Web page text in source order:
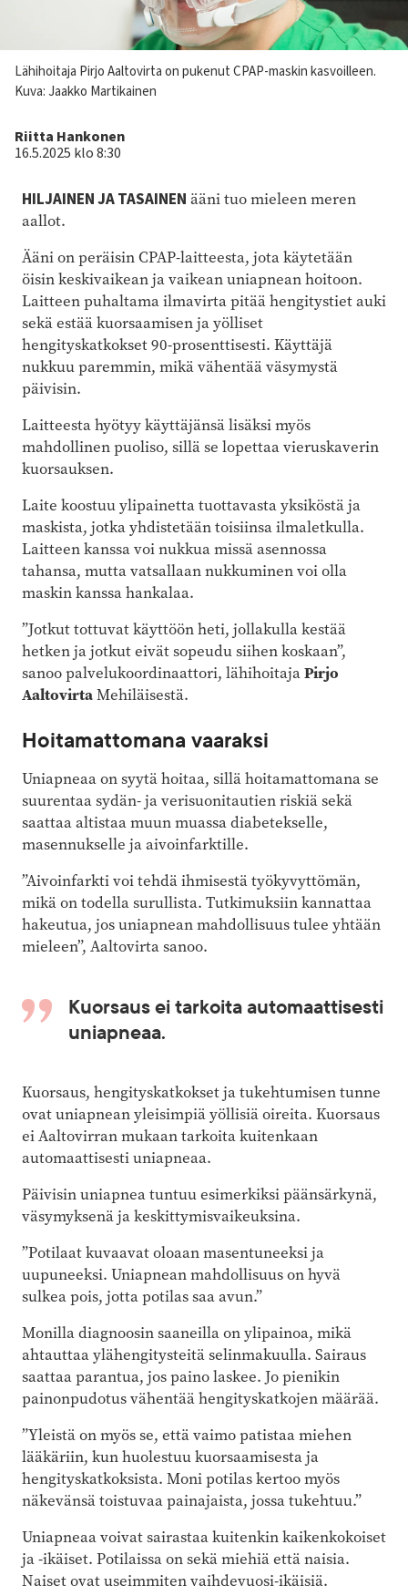
Kuvateksti
Lähihoitaja Pirjo Aaltovirta on pukenut CPAP-maskin kasvoilleen.
Kuva: Jaakko Martikainen
Kirjoittaja
Riitta Hankonen
16.5.2025 klo 8:30
HILJAINEN JA TASAINEN ääni tuo mieleen meren
aallot.
Ääni on peräisin CPAP-laitteesta, jota käytetään
öisin keskivaikean ja vaikean uniapnean hoitoon.
Laitteen puhaltama ilmavirta pitää hengitystiet auki
sekä estää kuorsaamisen ja yölliset
hengityskatkokset 90-prosenttisesti. Käyttäjä
nukkuu paremmin, mikä vähentää väsymystä
päivisin.
Laitteesta hyötyy käyttäjänsä lisäksi myös
mahdollinen puoliso, sillä se lopettaa vieruskaverin
kuorsauksen.
Laite koostuu ylipainetta tuottavasta yksiköstä ja
maskista, jotka yhdistetään toisiinsa ilmaletkulla.
Laitteen kanssa voi nukkua missä asennossa
tahansa, mutta vatsallaan nukkuminen voi olla
maskin kanssa hankalaa.
”Jotkut tottuvat käyttöön heti, jollakulla kestää
hetken ja jotkut eivät sopeudu siihen koskaan”,
sanoo palvelukoordinaattori, lähihoitajaPirjo
AaltovirtaMehiläisestä.
Hoitamattomana vaaraksi
Uniapneaa on syytä hoitaa, sillä hoitamattomana se
suurentaa sydän- ja verisuonitautien riskiä sekä
saattaa altistaa muun muassa diabetekselle,
masennukselle ja aivoinfarktille.
”Aivoinfarkti voi tehdä ihmisestä työkyvyttömän,
mikä on todella surullista. Tutkimuksiin kannattaa
hakeutua, jos uniapnean mahdollisuus tulee yhtään
mieleen”, Aaltovirta sanoo.
Kuorsaus ei tarkoita automaattisesti
uniapneaa.
Kuorsaus, hengityskatkokset ja tukehtumisen tunne
ovat uniapnean yleisimpiä yöllisiä oireita. Kuorsaus
ei Aaltovirran mukaan tarkoita kuitenkaan
automaattisesti uniapneaa.
Päivisin uniapnea tuntuu esimerkiksi päänsärkynä,
väsymyksenä ja keskittymisvaikeuksina.
”Potilaat kuvaavat oloaan masentuneeksi ja
uupuneeksi. Uniapnean mahdollisuus on hyvä
sulkea pois, jotta potilas saa avun.”
Monilla diagnoosin saaneilla on ylipainoa, mikä
ahtauttaa ylähengitysteitä selinmakuulla. Sairaus
saattaa parantua, jos paino laskee. Jo pienikin
painonpudotus vähentää hengityskatkojen määrää.
”Yleistä on myös se, että vaimo patistaa miehen
lääkäriin, kun huolestuu kuorsaamisesta ja
hengityskatkoksista. Moni potilas kertoo myös
näkevänsä toistuvaa painajaista, jossa tukehtuu.”
Uniapneaa voivat sairastaa kuitenkin kaikenkokoiset
ja -ikäiset. Potilaissa on sekä miehiä että naisia.
Naiset ovat useimmiten vaihdevuosi-ikäisiä.